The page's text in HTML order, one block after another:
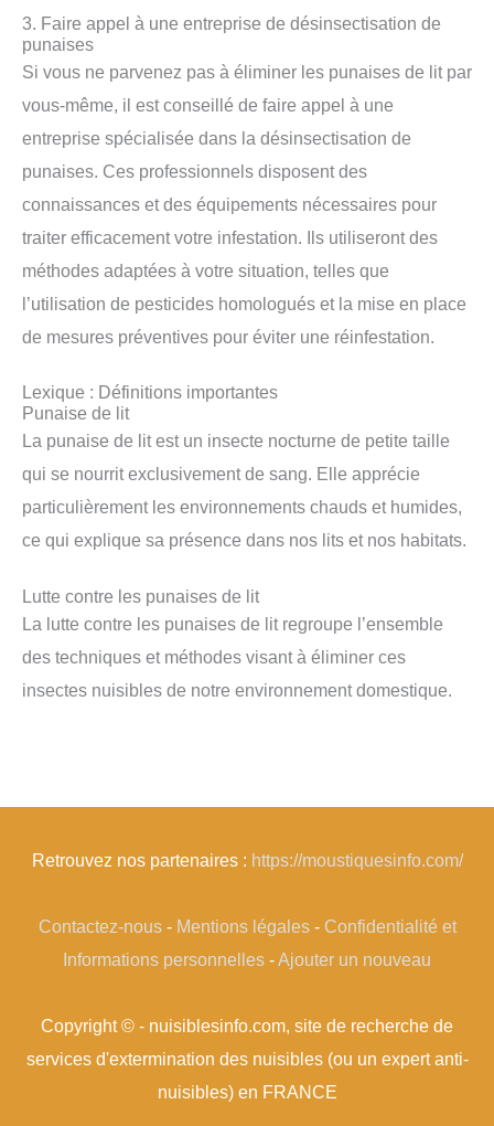
3. Faire appel à une entreprise de désinsectisation de
punaises
Si vous ne parvenez pas à éliminer les punaises de lit par
vous-même, il est conseillé de faire appel à une
entreprise spécialisée dans la désinsectisation de
punaises. Ces professionnels disposent des
connaissances et des équipements nécessaires pour
traiter efficacement votre infestation. Ils utiliseront des
méthodes adaptées à votre situation, telles que
l’utilisation de pesticides homologués et la mise en place
de mesures préventives pour éviter une réinfestation.
Lexique : Définitions importantes
Punaise de lit
La punaise de lit est un insecte nocturne de petite taille
qui se nourrit exclusivement de sang. Elle apprécie
particulièrement les environnements chauds et humides,
ce qui explique sa présence dans nos lits et nos habitats.
Lutte contre les punaises de lit
La lutte contre les punaises de lit regroupe l’ensemble
des techniques et méthodes visant à éliminer ces
insectes nuisibles de notre environnement domestique.
Retrouvez nos partenaires : https://moustiquesinfo.com/
Contactez-nous- Mentions légales- Confidentialité et
Informations personnelles -Ajouter un nouveau
Copyright © - nuisiblesinfo.com, site de recherche de
services d'extermination des nuisibles (ou un expert anti-
nuisibles) en FRANCE